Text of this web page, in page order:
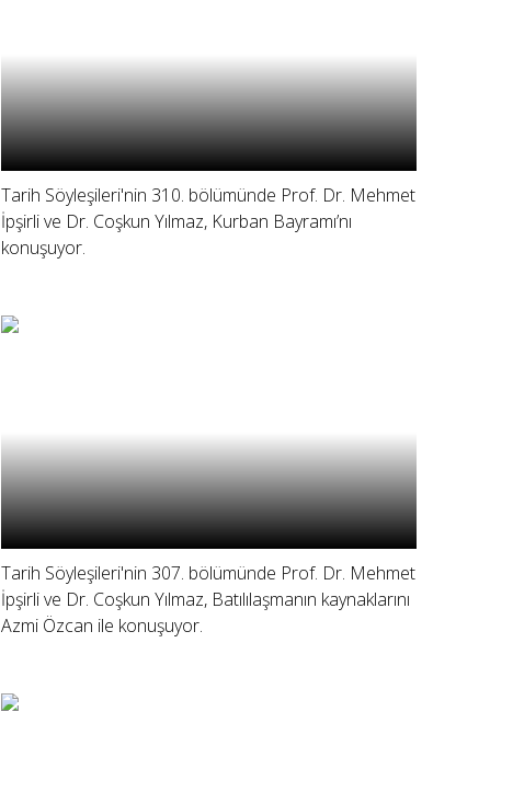
Tarih Söyleşileri'nin 310. bölümünde Prof. Dr. Mehmet
İpşirli ve Dr. Coşkun Yılmaz, Kurban Bayramı’nı
konuşuyor.
Tarih Söyleşileri'nin 307. bölümünde Prof. Dr. Mehmet
İpşirli ve Dr. Coşkun Yılmaz, Batılılaşmanın kaynaklarını
Azmi Özcan ile konuşuyor.